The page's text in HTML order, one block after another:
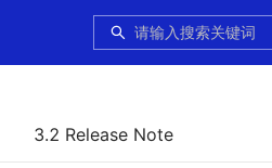
3.2 Release Note